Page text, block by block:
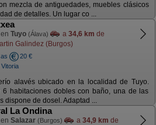
mezcla de antiguedades, muebles clásicos
de detalles. Un lugar co ...
Tuyo (Álava) a 34,6 km de
Galindez (Burgos)
20 €
alavés ubicado en la localidad de Tuyo.
6 habitaciones dobles con baño, una de las
dispone de dosel. Adaptad ...
La Ondina
Salazar (Burgos) a 34,9 km de